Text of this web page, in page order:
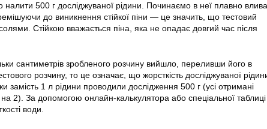
налити 500 г досліджуваної рідини. Починаємо в неї плавно
до виникнення стійкої піни — це значить, що тестовий
Стійкою вважається піна, яка не опадає довгий час після
сантиметрів зробленого розчину вийшло, переливши його в
розчину, то це означає, що жорсткість досліджуваної
замість 1 л рідини проводили дослідження 500 г (усі отримані
2). За допомогою онлайн-калькулятора або спеціальної таблиці
води.